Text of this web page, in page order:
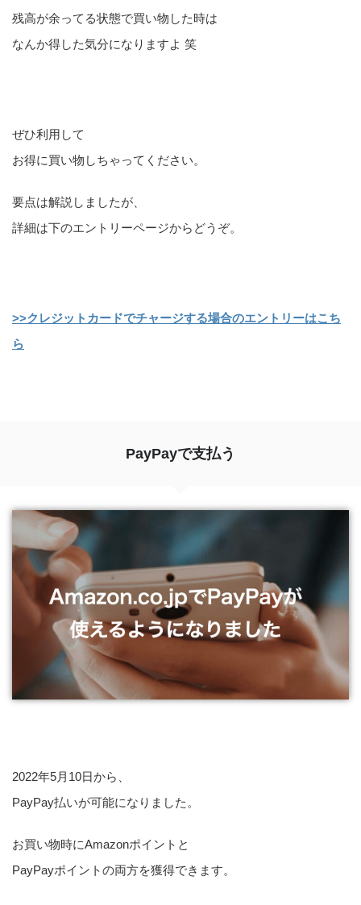
残高が余ってる状態で買い物した時は
なんか得した気分になりますよ 笑
ぜひ利用して
お得に買い物しちゃってください。
要点は解説しましたが、
詳細は下のエントリーページからどうぞ。
>>クレジットカードでチャージする場合のエントリーはこち
ら
PayPayで支払う
2022年5月10日から、
PayPay払いが可能になりました。
お買い物時にAmazonポイントと
PayPayポイントの両方を獲得できます。